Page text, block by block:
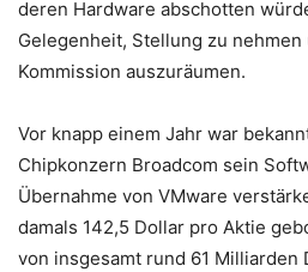
deren Hardware abschotten
Gelegenheit, Stellung zu
Kommission auszuräumen.
Vor knapp einem Jahr war
Chipkonzern Broadcom sein
Übernahme von VMware
damals 142,5 Dollar pro Aktie
von insgesamt rund 61 Milliarden